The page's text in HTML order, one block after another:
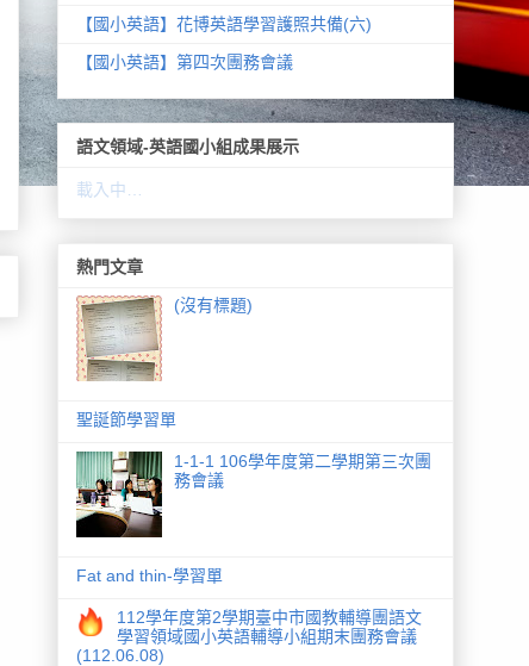
【國小英語】花博英語學習護照共備(六)
【國小英語】第四次團務會議
語文領域-英語國小組成果展示
載入中…
熱門文章
(沒有標題)
聖誕節學習單
1-1-1 106學年度第二學期第三次團
務會議
Fat and thin-學習單
112學年度第2學期臺中市國教輔導團語文
學習領域國小英語輔導小組期末團務會議
(112.06.08)